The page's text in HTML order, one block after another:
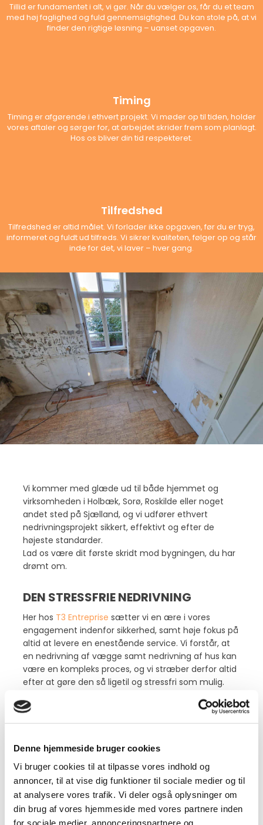
Denne hjemmeside bruger cookies
Vi bruger cookies til at tilpasse vores indhold og
annoncer, til at vise dig funktioner til sociale medier og til
at analysere vores trafik. Vi deler også oplysninger om
din brug af vores hjemmeside med vores partnere inden
for sociale medier, annonceringspartnere og
Tillid er fundamentet i alt, vi gør. Når du vælger os, får du et team
med høj faglighed og fuld gennemsigtighed. Du kan stole på, at vi
finder den rigtige løsning – uanset opgaven.
Timing
Timing er afgørende i ethvert projekt. Vi møder op til tiden, holder
vores aftaler og sørger for, at arbejdet skrider frem som planlagt.
Hos os bliver din tid respekteret.
Tilfredshed
Tilfredshed er altid målet. Vi forlader ikke opgaven, før du er tryg,
informeret og fuldt ud tilfreds. Vi sikrer kvaliteten, følger op og står
inde for det, vi laver – hver gang.
Vi kommer med glæde ud til både hjemmet og
virksomheden i Holbæk, Sorø, Roskilde eller noget
andet sted på Sjælland, og vi udfører ethvert
nedrivningsprojekt sikkert, effektivt og efter de
højeste standarder.
Lad os være dit første skridt mod bygningen, du har
drømt om.
DEN STRESSFRIE NEDRIVNING
Her hos T3 Entreprise sætter vi en ære i vores
engagement indenfor sikkerhed, samt høje fokus på
altid at levere en enestående service. Vi forstår, at
en nedrivning af vægge samt nedrivning af hus kan
være en kompleks proces, og vi stræber derfor altid
efter at gøre den så ligetil og stressfri som mulig.
Herudover er vi dedikerede til at levere
professionelle nedrivninger til både
giver dig derfor altid et detaljeret tilbud før start, der
projektet, så du kan være sikker på at kunne træffe
et informeret valg.
Her tror vi nemlig på, at tillid er kernen i ethvert godt
samarbejde.